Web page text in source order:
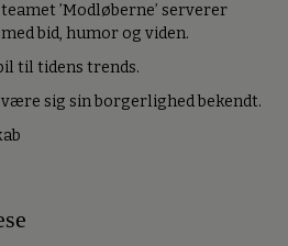
’Modløberne’ serverer
bid, humor og viden.
til tidens trends.
sig sin borgerlighed bekendt.